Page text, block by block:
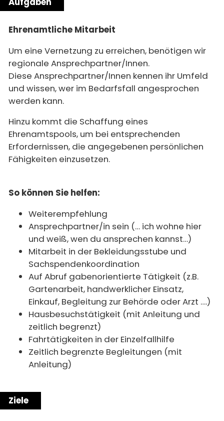
Ehrenamtliche Mitarbeit
Um eine Vernetzung zu erreichen, benötigen wir
regionale Ansprechpartner/Innen.
Diese Ansprechpartner/Innen kennen ihr Umfeld
und wissen, wer im Bedarfsfall angesprochen
werden kann.
Hinzu kommt die Schaffung eines
Ehrenamtspools, um bei entsprechenden
Erfordernissen, die angegebenen persönlichen
Fähigkeiten einzusetzen.
So können Sie helfen:
Weiterempfehlung
Ansprechpartner/in sein (… ich wohne hier
und weiß, wen du ansprechen kannst…)
Mitarbeit in der Bekleidungsstube und
Sachspendenkoordination
Auf Abruf gabenorientierte Tätigkeit (z.B.
Gartenarbeit, handwerklicher Einsatz,
Einkauf, Begleitung zur Behörde oder Arzt ….)
Hausbesuchstätigkeit (mit Anleitung und
zeitlich begrenzt)
Fahrtätigkeiten in der Einzelfallhilfe
Zeitlich begrenzte Begleitungen (mit
Anleitung)
Ziele